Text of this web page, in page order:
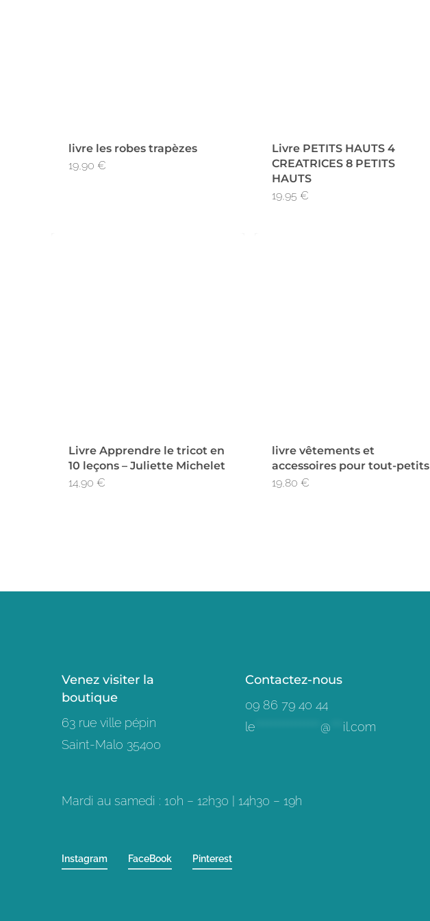
livre les robes trapèzes
19,90 €
Livre PETITS HAUTS 4
CREATRICES 8 PETITS
HAUTS
19,95€
Livre Apprendre le tricot en
10 leçons – Juliette Michelet
14,90 €
livre vêtements et
accessoires pour tout-petits
19,80€
Venez visiter la
boutique
63 rue ville pépin
Saint-Malo 35400
Contactez-nous
09 86 79 40 44
le**************** @ il.com
Mardi au samedi : 10h – 12h30 | 14h30 – 19h
Instagram FaceBook Pinterest